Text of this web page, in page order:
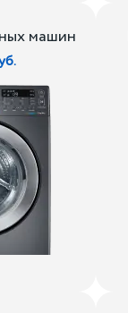
машин